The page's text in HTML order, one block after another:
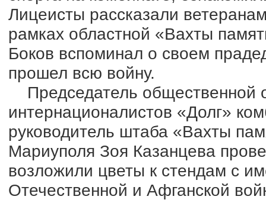
Лицеисты рассказали
рамках областной «Вахты
Боков вспоминал о своем
прошел всю войну.
Председатель общественной
интернационалистов «Долг»
руководитель штаба «Вахты
Мариуполя Зоя Казанцева
возложили цветы к стендам с
Отечественной и Афганской